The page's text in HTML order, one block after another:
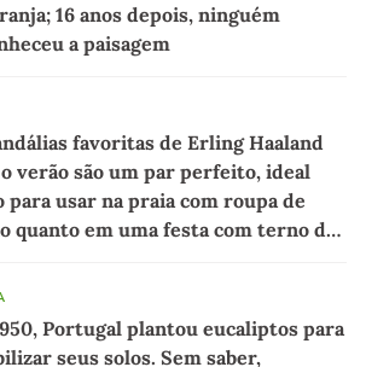
16 anos depois, ninguém
a paisagem
favoritas de Erling Haaland
verão são um par perfeito, ideal
para usar na praia com roupa de
quanto em uma festa com terno de
Portugal plantou eucaliptos para
seus solos. Sem saber,